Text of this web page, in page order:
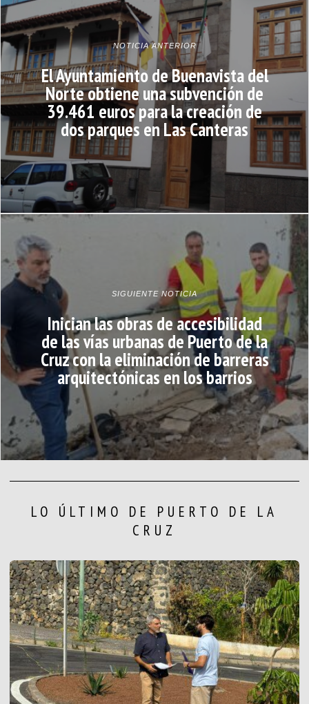
NOTICIA ANTERIOR
El Ayuntamiento de Buenavista del
Norte obtiene una subvención de
39.461 euros para la creación de
dos parques en Las Canteras
SIGUIENTE NOTICIA
Inician las obras de accesibilidad
de las vías urbanas de Puerto de la
Cruz con la eliminación de barreras
arquitectónicas en los barrios
LO ÚLTIMO DE PUERTO DE LA
CRUZ